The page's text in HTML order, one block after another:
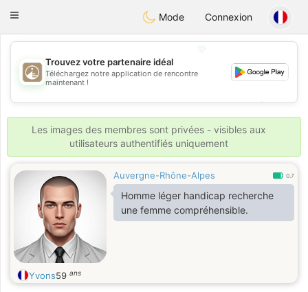
Bahebik
Toggle
Mode Connexion
💖
💕
💕
Trouvez votre partenaire idéal
Téléchargez notre application de rencontre
maintenant !
Les images des membres sont privées - visibles aux
utilisateurs authentifiés uniquement
Auvergne-Rhône-Alpes 0.7
Homme léger handicap recherche
une femme compréhensible.
Yvons59 ans